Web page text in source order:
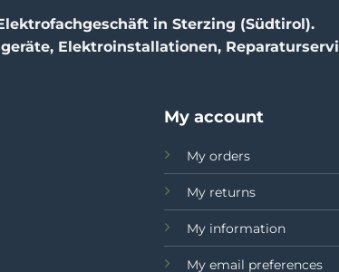
in Sterzing (Südtirol).
Elektroinstallationen,
My account
My orders
My returns
My information
My email preferences